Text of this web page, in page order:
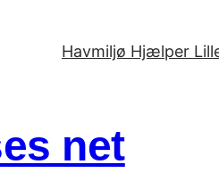
Havmiljø Hjælper
net